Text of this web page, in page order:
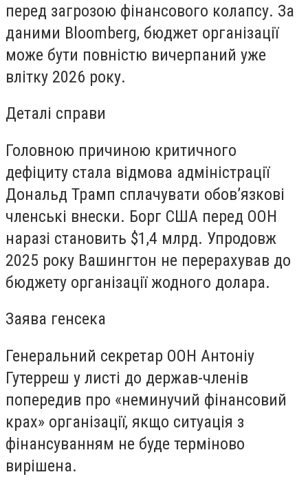
перед загрозою фінансового колапсу. За
даними Bloomberg, бюджет організації
може бути повністю вичерпаний уже
влітку 2026 року.
Деталі справи
Головною причиною критичного
дефіциту стала відмова адміністрації
Дональд Трамп сплачувати обов’язкові
членські внески. Борг США перед ООН
наразі становить $1,4 млрд. Упродовж
2025 року Вашингтон не перерахував до
бюджету організації жодного долара.
Заява генсека
Генеральний секретар ООН Антоніу
Гутерреш у листі до держав-членів
попередив про «неминучий фінансовий
крах» організації, якщо ситуація з
фінансуванням не буде терміново
вирішена.